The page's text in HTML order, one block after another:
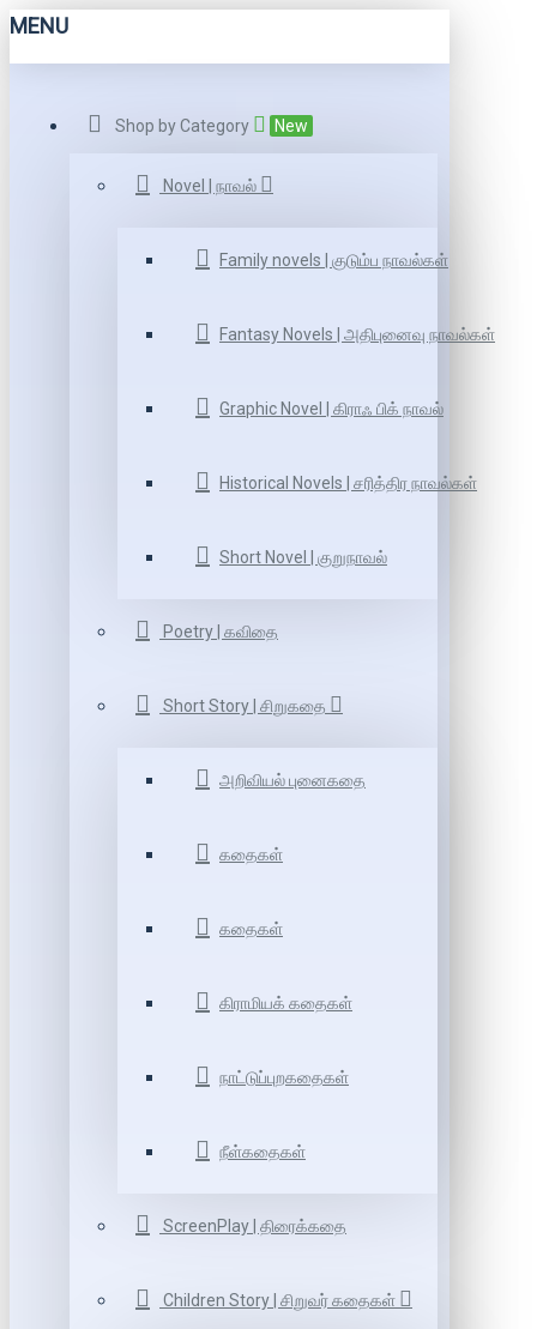
MENU
Shop by Category New
Novel | நாவல்
Family novels | குடும்ப நாவல்கள்
Fantasy Novels | அதிபுனைவு நாவல்கள்
Graphic Novel | கிராஃ பிக் நாவல்
Historical Novels | சரித்திர நாவல்கள்
Short Novel | குறுநாவல்
Poetry | கவிதை
Short Story | சிறுகதை
அறிவியல் புனைகதை
கதைகள்
கதைகள்
கிராமியக் கதைகள்
நாட்டுப்புறகதைகள்
நீள்கதைகள்
ScreenPlay | திரைக்கதை
Children Story | சிறுவர் கதைகள்